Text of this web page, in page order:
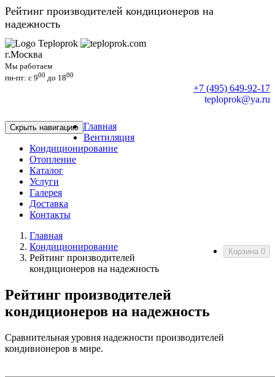
Рейтинг производителей кондиционеров на
надежность
г.Москва
Мы работаем
пн-пт: c 900 до 1800
+7 (495) 649-92-17
teploprok@ya.ru
Скрыть навигацию Главная
Вентиляция
Кондиционирование
Отопление
Каталог
Услуги
Галерея
Доставка
Контакты
Корзина 0
Главная
Кондиционирование
Рейтинг производителей
кондиционеров на надежность
Рейтинг производителей
кондиционеров на надежность
Сравнительная уровня надежности производителей
кондивионеров в мире.